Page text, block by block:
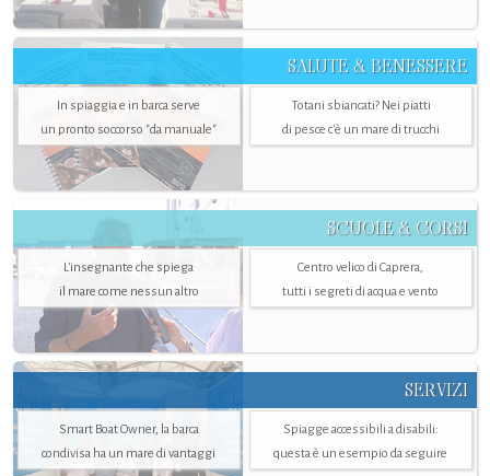
SALUTE & BENESSERE
In spiaggia e in barca serve
un pronto soccorso "da manuale"
Totani sbiancati? Nei piatti
di pesce c'è un mare di trucchi
SCUOLE & CORSI
L'insegnante che spiega
il mare come nessun altro
Centro velico di Caprera,
tutti i segreti di acqua e vento
SERVIZI
Smart Boat Owner, la barca
condivisa ha un mare di vantaggi
Spiagge accessibili a disabili:
questa è un esempio da seguire